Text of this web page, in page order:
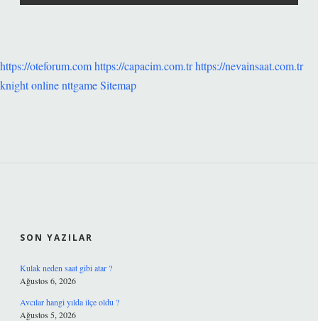
https://oteforum.comhttps://capacim.com.trhttps://nevainsaat.com.tr
knight onlinenttgameSitemap
SON YAZILAR
Kulak neden saat gibi atar ?
Ağustos 6, 2026
Avcılar hangi yılda ilçe oldu ?
Ağustos 5, 2026